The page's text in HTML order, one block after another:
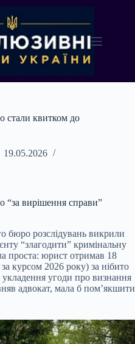
стали квитком до
19.05.2026
“за вирішення справи”
бюро розслідувань викрили
“злагодити” кримінальну
проста: юрист отримав 18
курсом 2026 року) за нібито
угоди про визнання
адвокат, мала б пом’якшити